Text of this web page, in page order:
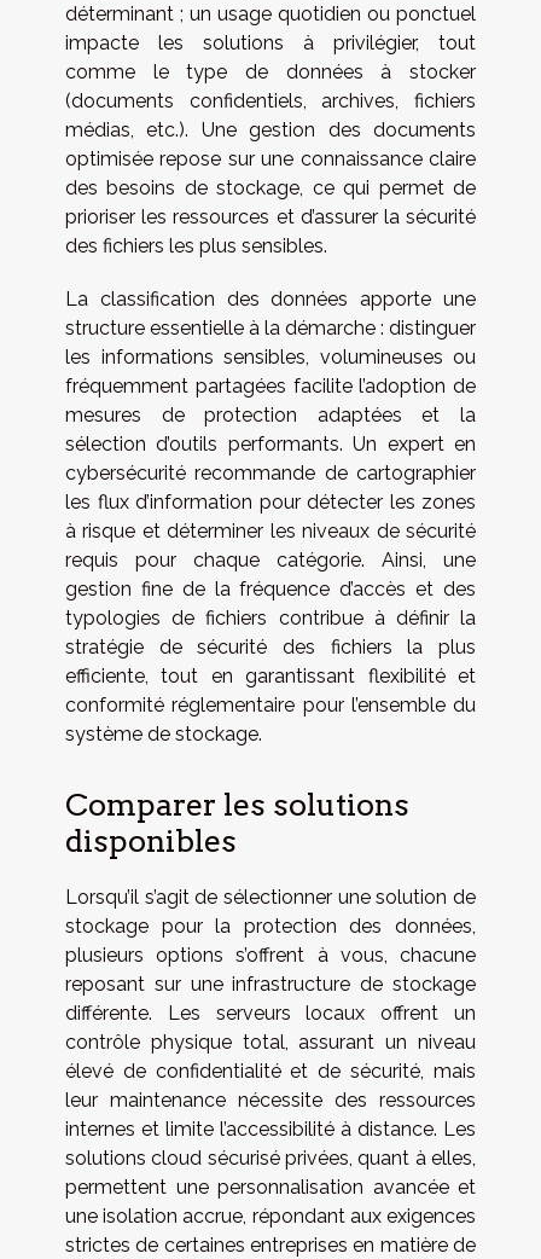
déterminant ; un usage quotidien ou ponctuel
impacte les solutions à privilégier, tout
comme le type de données à stocker
(documents confidentiels, archives, fichiers
médias, etc.). Une gestion des documents
optimisée repose sur une connaissance claire
des besoins de stockage, ce qui permet de
prioriser les ressources et d’assurer la sécurité
des fichiers les plus sensibles.
La classification des données apporte une
structure essentielle à la démarche : distinguer
les informations sensibles, volumineuses ou
fréquemment partagées facilite l’adoption de
mesures de protection adaptées et la
sélection d’outils performants. Un expert en
cybersécurité recommande de cartographier
les flux d’information pour détecter les zones
à risque et déterminer les niveaux de sécurité
requis pour chaque catégorie. Ainsi, une
gestion fine de la fréquence d’accès et des
typologies de fichiers contribue à définir la
stratégie de sécurité des fichiers la plus
efficiente, tout en garantissant flexibilité et
conformité réglementaire pour l’ensemble du
système de stockage.
Comparer les solutions
disponibles
Lorsqu’il s’agit de sélectionner une solution de
stockage pour la protection des données,
plusieurs options s’offrent à vous, chacune
reposant sur une infrastructure de stockage
différente. Les serveurs locaux offrent un
contrôle physique total, assurant un niveau
élevé de confidentialité et de sécurité, mais
leur maintenance nécessite des ressources
internes et limite l’accessibilité à distance. Les
solutions cloud sécurisé privées, quant à elles,
permettent une personnalisation avancée et
une isolation accrue, répondant aux exigences
strictes de certaines entreprises en matière de